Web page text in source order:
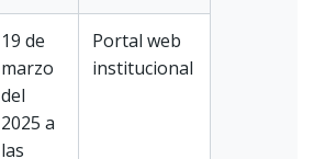
19 de
marzo
del
2025 a
las
Portal web
institucional